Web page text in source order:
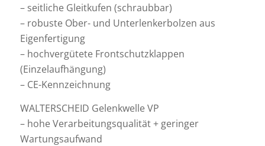
– seitliche Gleitkufen (schraubbar)
– robuste Ober- und Unterlenkerbolzen aus
Eigenfertigung
– hochvergütete Frontschutzklappen
(Einzelaufhängung)
– CE-Kennzeichnung
WALTERSCHEID Gelenkwelle VP
– hohe Verarbeitungsqualität + geringer
Wartungsaufwand